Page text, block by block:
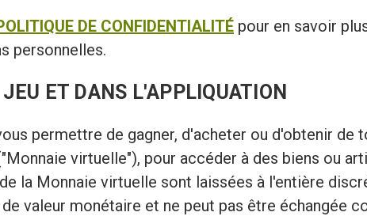
DE CONFIDENTIALITÉ pour en savoir
personnelles.
ET DANS L'APPLIQUATION
permettre de gagner, d'acheter ou d'obtenir de
virtuelle"), pour accéder à des biens ou
la Monnaie virtuelle sont laissées à l'entière
valeur monétaire et ne peut pas être échangée